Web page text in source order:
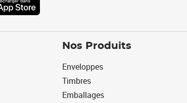
Nos Produits
Enveloppes
Timbres
Emballages